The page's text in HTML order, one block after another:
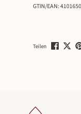
GTIN/EAN:
Teilen